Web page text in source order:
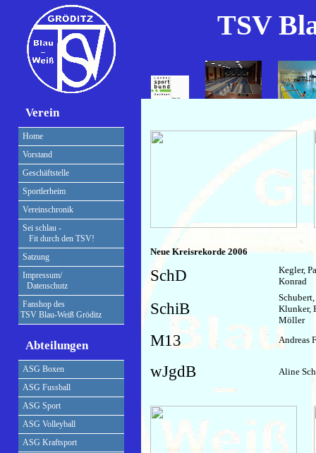
TSV
Verein
Home
Vorstand
Geschäftstelle
Sportlerheim
Vereinschronik
Sei schlau -
Fit durch den TSV!
Satzung
Impressum/
Datenschutz
Fanshop des
TSV Blau-Weiß Gröditz
Abteilungen
ASG Boxen
ASG Fussball
ASG Sport
ASG Volleyball
ASG Kraftsport
Neue Kreisrekorde 2006
SchD
Kegler,
Konrad
SchiB
Klunker,
Möller
M13 Andreas
wJgdB Aline